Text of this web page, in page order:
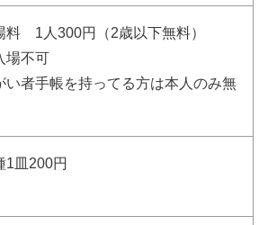
料 1人300円（2歳以下無料）
場不可
い者手帳を持ってる方は本人のみ無
1皿200円